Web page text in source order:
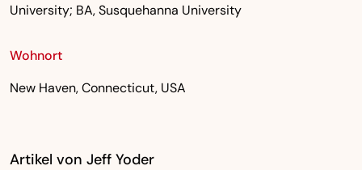
University; BA, Susquehanna University
Wohnort
New Haven, Connecticut, USA
Artikel von Jeff Yoder